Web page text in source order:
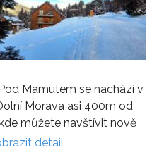
Mamutem se nachází v
Morava asi 400m od
můžete navštívit nově
detail